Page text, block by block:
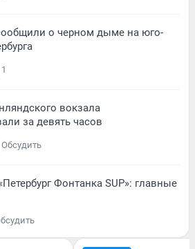
о черном дыме на юго-
1
вокзала
за девять часов
Обсудить
Фонтанка SUP»: главные